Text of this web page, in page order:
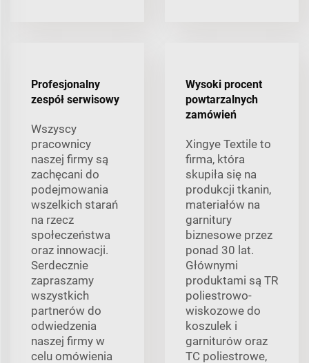
Profesjonalny
zespół serwisowy
Wszyscy
pracownicy
naszej firmy są
zachęcani do
podejmowania
wszelkich starań
na rzecz
społeczeństwa
oraz innowacji.
Serdecznie
zapraszamy
wszystkich
partnerów do
odwiedzenia
naszej firmy w
celu omówienia
Wysoki procent
powtarzalnych
zamówień
Xingye Textile to
firma, która
skupiła się na
produkcji tkanin,
materiałów na
garnitury
biznesowe przez
ponad 30 lat.
Głównymi
produktami są TR
poliestrowo-
wiskozowe do
koszulek i
garniturów oraz
TC poliestrowe,